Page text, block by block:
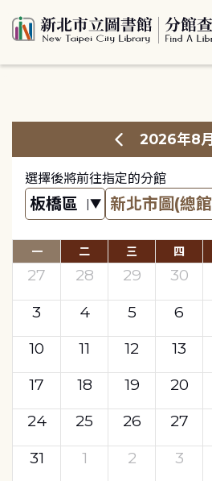
2026年8月
選擇後將前往指定的分館
一 二 三 四
27 28 29 30
3
4 5 6
10
11 12 13
17
18 19 20
24
25 26 27
31
1 2 3